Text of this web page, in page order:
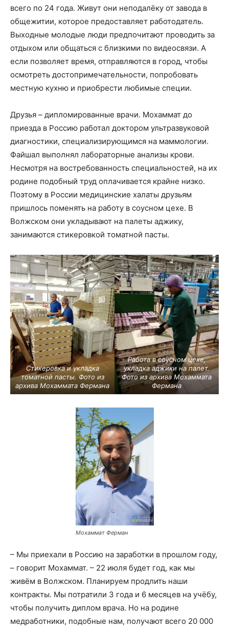
всего по 24 года. Живут они неподалёку от завода в
общежитии, которое предоставляет работодатель.
Выходные молодые люди предпочитают проводить за
отдыхом или общаться с близкими по видеосвязи. А
если позволяет время, отправляются в город, чтобы
осмотреть достопримечательности, попробовать
местную кухню и приобрести любимые специи.
Друзья – дипломированные врачи. Мохаммат до
приезда в Россию работал доктором ультразвуковой
диагностики, специализирующимся на маммологии.
Файшал выполнял лабораторные анализы крови.
Несмотря на востребованность специальностей, на их
родине подобный труд оплачивается крайне низко.
Поэтому в России медицинские халаты друзьям
пришлось поменять на работу в соусном цехе. В
Волжском они укладывают на палеты аджику,
занимаются стикеровкой томатной пасты.
Стикеровка и укладка
томатной пасты. Фото из
архива Мохаммата Фермана
Работа в соусном цехе,
укладка аджики на палет.
Фото из архива Мохаммата
Фермана
Мохаммат Ферман
– Мы приехали в Россию на заработки в прошлом году,
– говорит Мохаммат. – 22 июля будет год, как мы
живём в Волжском. Планируем продлить наши
контракты. Мы потратили 3 года и 6 месяцев на учёбу,
чтобы получить диплом врача. Но на родине
медработники, подобные нам, получают всего 20 000